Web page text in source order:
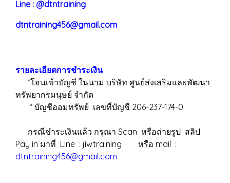
Line : @dtntraining
dtntraining456@gmail.com
รายละเอียดการชำระเงิน
*โอนเข้าบัญชี ในนาม บริษัท ศูนย์ส่งเสริมและพัฒนา
ทรัพยากรมนุษย์ จำกัด
* บัญชีออมทรัพย์ เลขที่บัญชี 206-237-174-0
กรณีชำระเงินแล้ว กรุณา Scan หรือถ่ายรูป สลิป
Pay in มาที่ Line : jiwtraining หรือ mail :
dtntraining456@gmail.com